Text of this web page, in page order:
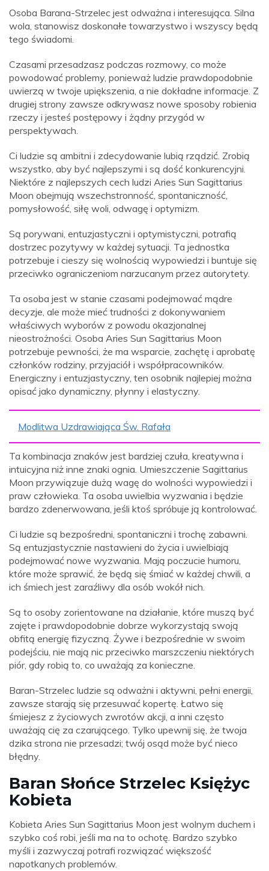
Osoba Barana-Strzelec jest odważna i interesująca. Silna
wola, stanowisz doskonałe towarzystwo i wszyscy będą
tego świadomi.
Czasami przesadzasz podczas rozmowy, co może
powodować problemy, ponieważ ludzie prawdopodobnie
uwierzą w twoje upiększenia, a nie dokładne informacje. Z
drugiej strony zawsze odkrywasz nowe sposoby robienia
rzeczy i jesteś postępowy i żądny przygód w
perspektywach.
Ci ludzie są ambitni i zdecydowanie lubią rządzić. Zrobią
wszystko, aby być najlepszymi i są dość konkurencyjni.
Niektóre z najlepszych cech ludzi Aries Sun Sagittarius
Moon obejmują wszechstronność, spontaniczność,
pomysłowość, siłę woli, odwagę i optymizm.
Są porywani, entuzjastyczni i optymistyczni, potrafią
dostrzec pozytywy w każdej sytuacji. Ta jednostka
potrzebuje i cieszy się wolnością wypowiedzi i buntuje się
przeciwko ograniczeniom narzucanym przez autorytety.
Ta osoba jest w stanie czasami podejmować mądre
decyzje, ale może mieć trudności z dokonywaniem
właściwych wyborów z powodu okazjonalnej
nieostrożności. Osoba Aries Sun Sagittarius Moon
potrzebuje pewności, że ma wsparcie, zachętę i aprobatę
członków rodziny, przyjaciół i współpracowników.
Energiczny i entuzjastyczny, ten osobnik najlepiej można
opisać jako dynamiczny, płynny i elastyczny.
Modlitwa Uzdrawiająca Św. Rafała
Ta kombinacja znaków jest bardziej czuła, kreatywna i
intuicyjna niż inne znaki ognia. Umieszczenie Sagittarius
Moon przywiązuje dużą wagę do wolności wypowiedzi i
praw człowieka. Ta osoba uwielbia wyzwania i będzie
bardzo zdenerwowana, jeśli ktoś spróbuje ją kontrolować.
Ci ludzie są bezpośredni, spontaniczni i trochę zabawni.
Są entuzjastycznie nastawieni do życia i uwielbiają
podejmować nowe wyzwania. Mają poczucie humoru,
które może sprawić, że będą się śmiać w każdej chwili, a
ich śmiech jest zaraźliwy dla osób wokół nich.
Są to osoby zorientowane na działanie, które muszą być
zajęte i prawdopodobnie dobrze wykorzystają swoją
obfitą energię fizyczną. Żywe i bezpośrednie w swoim
podejściu, nie mają nic przeciwko marszczeniu niektórych
piór, gdy robią to, co uważają za konieczne.
Baran-Strzelec ludzie są odważni i aktywni, pełni energii,
zawsze starają się przesuwać kopertę. Łatwo się
śmiejesz z życiowych zwrotów akcji, a inni często
uważają cię za czarującego. Tylko upewnij się, że twoja
dzika strona nie przesadzi; twój osąd może być nieco
błędny.
Baran Słońce Strzelec Księżyc
Kobieta
Kobieta Aries Sun Sagittarius Moon jest wolnym duchem i
szybko coś robi, jeśli ma na to ochotę. Bardzo szybko
myśli i zazwyczaj potrafi rozwiązać większość
napotkanych problemów.